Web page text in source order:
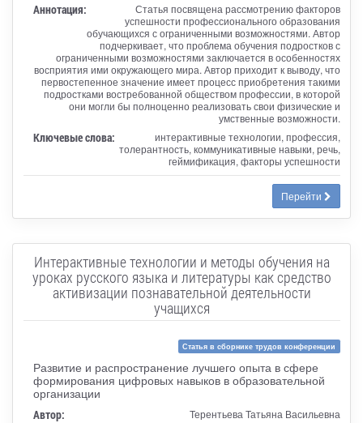
Аннотация:
Статья посвящена рассмотрению факторов
успешности профессионального образования
обучающихся с ограниченными возможностями. Автор
подчеркивает, что проблема обучения подростков с
ограниченными возможностями заключается в особенностях
восприятия ими окружающего мира. Автор приходит к выводу, что
первостепенное значение имеет процесс приобретения такими
подростками востребованной обществом профессии, в которой
они могли бы полноценно реализовать свои физические и
умственные возможности.
Ключевые слова:
интерактивные технологии, профессия,
толерантность, коммуникативные навыки, речь,
геймификация, факторы успешности
Перейти
Интерактивные технологии и методы обучения на
уроках русского языка и литературы как средство
активизации познавательной деятельности
учащихся
Статья в сборнике трудов конференции
Развитие и распространение лучшего опыта в сфере
формирования цифровых навыков в образовательной
организации
Автор: Терентьева Татьяна Васильевна